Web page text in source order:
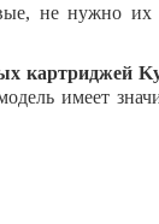
не нужно
картриджей
имеет